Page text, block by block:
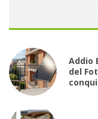
Addio
del